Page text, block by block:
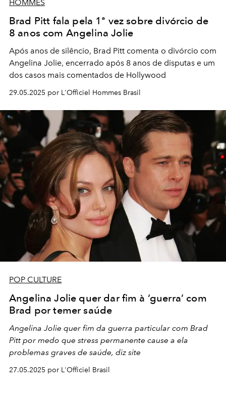
HOMMES
Brad Pitt fala pela 1ª vez sobre divórcio de
8 anos com Angelina Jolie
Após anos de silêncio, Brad Pitt comenta o divórcio com
Angelina Jolie, encerrado após 8 anos de disputas e um
dos casos mais comentados de Hollywood
29.05.2025 por L'Officiel Hommes Brasil
POP CULTURE
Angelina Jolie quer dar fim à ‘guerra’ com
Brad por temer saúde
Angelina Jolie quer fim da guerra particular com Brad
Pitt por medo que stress permanente cause a ela
problemas graves de saúde, diz site
27.05.2025 por L'Officiel Brasil